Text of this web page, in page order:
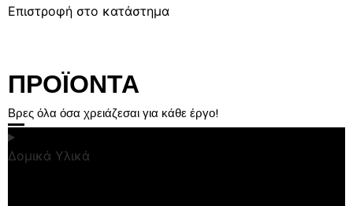
Επιστροφή στο κατάστημα
ΠΡΟΪΟΝΤΑ
Βρες όλα όσα χρειάζεσαι για κάθε έργο!
Δομικά Υλικά